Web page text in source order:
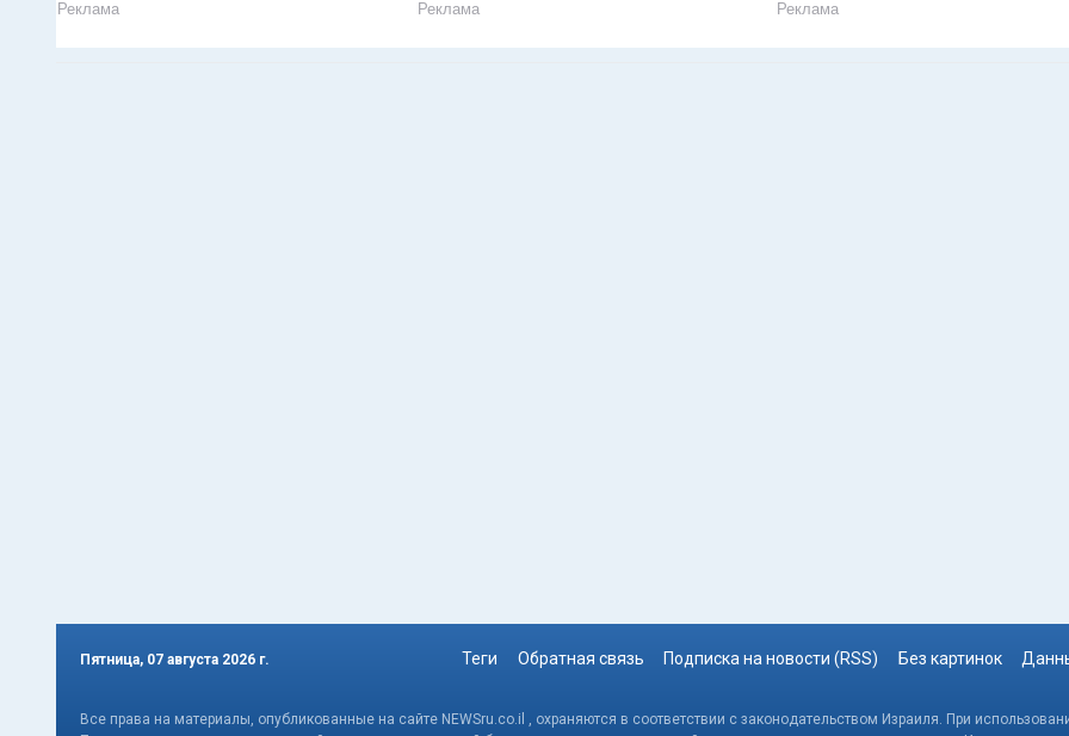
Реклама Реклама Реклама
Пятница, 07 августа 2026 г. Теги Обратная связь Подписка на новости (RSS) Без картинок
Все права на материалы, опубликованные на сайте NEWSru.co.il , охраняются в соответствии с законодательством Израиля. При